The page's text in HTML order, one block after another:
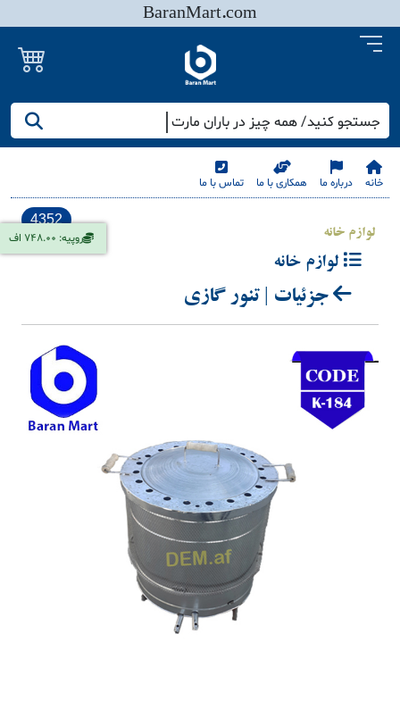
BaranMart.com
جستجو کنید/ همه چیز در باران مارت
خانه درباره ما همکاری با ما تماس با ما
روپیه: 748.00 اف
4352
لوازم خانه
لوازم خانه
جزئیات | تنور گازی